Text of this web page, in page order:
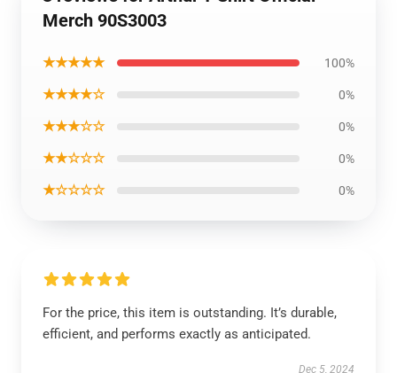
Merch 90S3003
★★★★★ 100%
★★★★☆ 0%
★★★☆☆ 0%
★★☆☆☆ 0%
★☆☆☆☆ 0%
For the price, this item is outstanding. It’s durable,
efficient, and performs exactly as anticipated.
Dec 5, 2024